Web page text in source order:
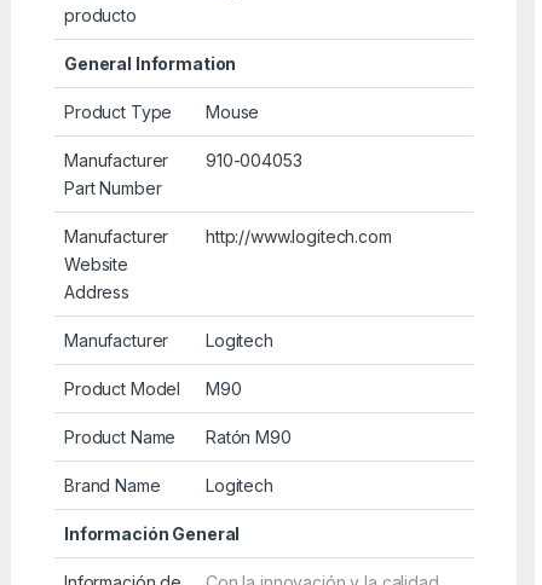
producto
General Information
Product Type Mouse
Manufacturer
Part Number
910-004053
Manufacturer
Website
Address
http://www.logitech.com
Manufacturer Logitech
Product Model M90
Product Name Ratón M90
Brand Name Logitech
Información General